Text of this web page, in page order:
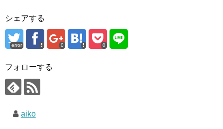
シェアする
error 0 0
フォローする
aiko